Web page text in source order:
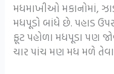
મધમાખીઓ મકાનોમાં,
મધપૂડો બાંધે છે. પહાડ
ફૂટ પહોળા મધપૂડા પણ
ચાર પાંચ મણ મધ મળે